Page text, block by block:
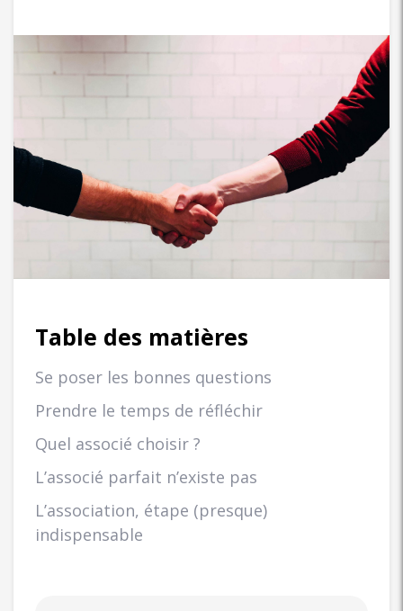
Table des matières
Se poser les bonnes questions
Prendre le temps de réfléchir
Quel associé choisir ?
L’associé parfait n’existe pas
L’association, étape (presque)
indispensable